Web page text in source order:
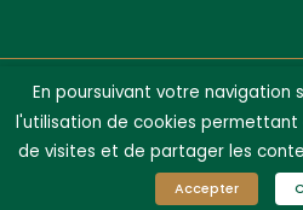
Château de Joux 2025 -Mentions
Marc Phan Van
En poursuivant votre navigation
l'utilisation de cookies
de visites et de partager les
Accepter